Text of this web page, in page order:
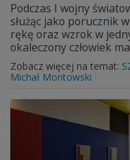
Podczas I wojny
służąc jako porucznik
rękę oraz wzrok w
okaleczony człowiek
Zobacz więcej na temat:
Michał Montowski